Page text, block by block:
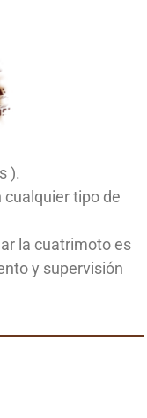
).
cualquier tipo de
la cuatrimoto es
y supervisión